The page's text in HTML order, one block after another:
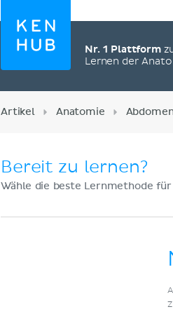
Nr. 1 Plattform
Lernen der
Artikel Anatomie
Bereit zu lernen?
Wähle die beste Lernmethode für